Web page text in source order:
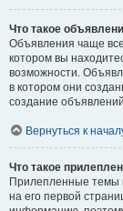
Что такое
Объявления чаще
котором вы
возможности.
в котором они
создание
Вернуться к
Что такое
Прилепленные темы
на его первой